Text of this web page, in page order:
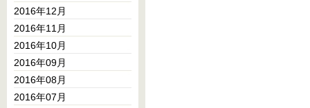
2016年12月
2016年11月
2016年10月
2016年09月
2016年08月
2016年07月